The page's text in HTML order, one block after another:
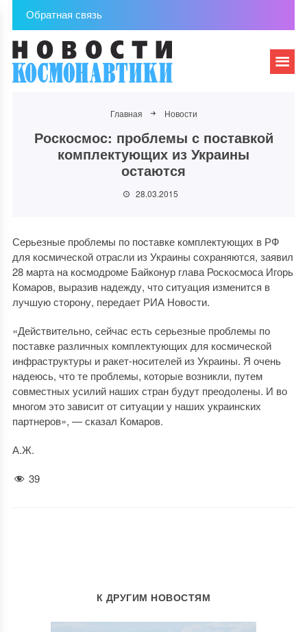
Обратная связь
Главная Новости
Роскосмос: проблемы с поставкой
комплектующих из Украины
остаются
28.03.2015
Серьезные проблемы по поставке комплектующих в РФ
для космической отрасли из Украины сохраняются, заявил
28 марта на космодроме Байконур глава Роскосмоса Игорь
Комаров, выразив надежду, что ситуация изменится в
лучшую сторону, передает РИА Новости.
«Действительно, сейчас есть серьезные проблемы по
поставке различных комплектующих для космической
инфраструктуры и ракет-носителей из Украины. Я очень
надеюсь, что те проблемы, которые возникли, путем
совместных усилий наших стран будут преодолены. И во
многом это зависит от ситуации у наших украинских
партнеров», — сказал Комаров.
А.Ж.
39
К ДРУГИМ НОВОСТЯМ